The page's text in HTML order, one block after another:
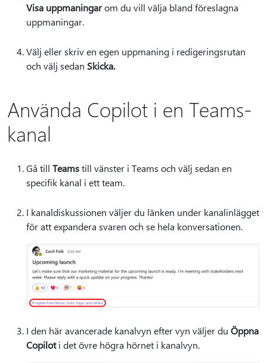
Visa uppmaningarom du vill välja bland föreslagna
uppmaningar.
Välj eller skriv en egen uppmaning i redigeringsrutan
och välj sedan Skicka.
Använda Copilot i en Teams-
kanal
Gå till Teamstill vänster i Teams och välj sedan en
specifik kanal i ett team.
I kanaldiskussionen väljer du länken under kanalinlägget
för att expandera svaren och se hela konversationen.
I den här avancerade kanalvyn efter vyn väljer du Öppna
Copiloti det övre högra hörnet i kanalvyn.